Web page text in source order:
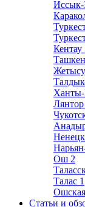
Иссык-
Кентау
Лянтор
Ош 2
Талас 1
Статьи и